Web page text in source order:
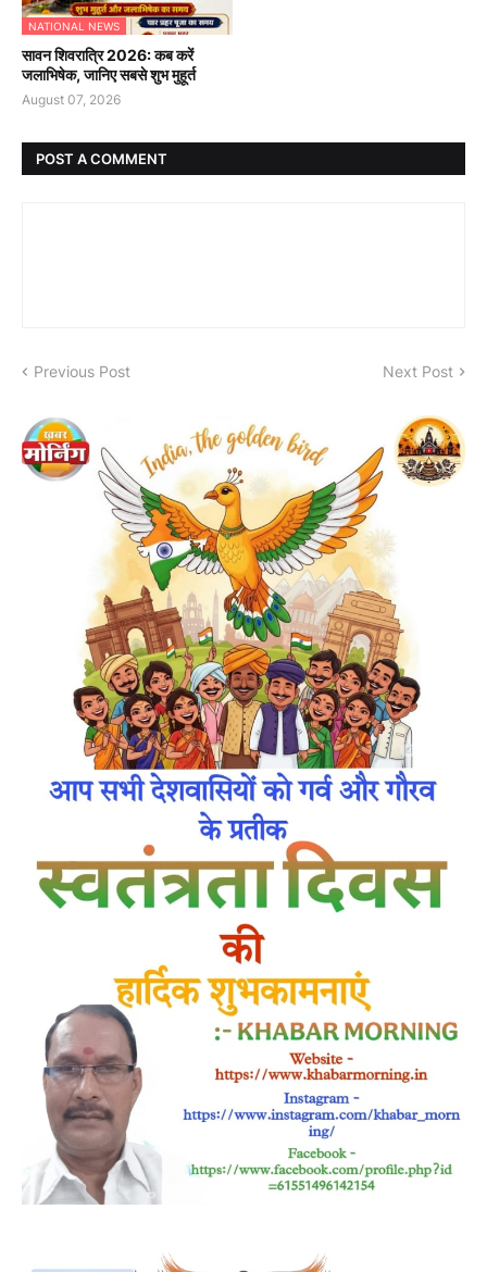
NATIONAL NEWS
सावन शिवरात्रि 2026: कब करें
जलाभिषेक, जानिए सबसे शुभ मुहूर्त
August 07, 2026
POST A COMMENT
Previous Post Next Post